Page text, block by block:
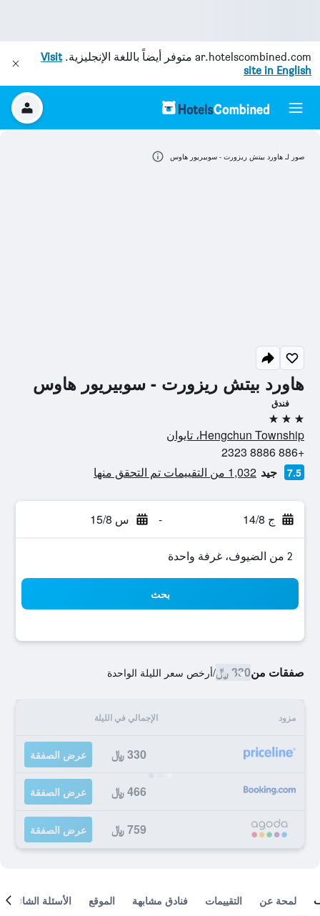
ar.hotelscombined.com متوفر أيضاً باللغة الإنجليزية.Visit
site in English
هاورد بيتش ريزورت - سوبيريور هاوس
فندق
3 نجوم
Hengchun Township، تايوان
+886 8886 2323
7.5 جيد 1,032 من التقييمات تم التحقق منها
ج 14/8 - س 15/8
2 من الضيوف، غرفة واحدة
بحث
صفقات من330 ﷼ /أرخص سعر الليلة الواحدة
مزود الإجمالي في الليلة
330 ﷼ عرض الصفقة
466 ﷼ عرض الصفقة
759 ﷼ عرض الصفقة
صور لـ هاورد بيتش ريزورت - سوبيريور هاوس
لمحة عن التقييمات فنادق مشابهة الموقع الأسئلة الشائعة